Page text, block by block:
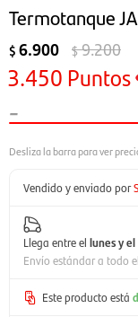
Termotanque
$ 6.900 $9.200
3.450 Puntos
-
Vendido y enviado por
Llega entre el lunes y
Envío estándar a todo
Este producto está